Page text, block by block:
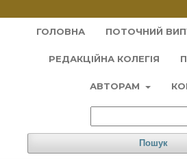
ГОЛОВНА ПОТОЧНИЙ
РЕДАКЦІЙНА КОЛЕГІЯ
АВТОРАМ
Пошук